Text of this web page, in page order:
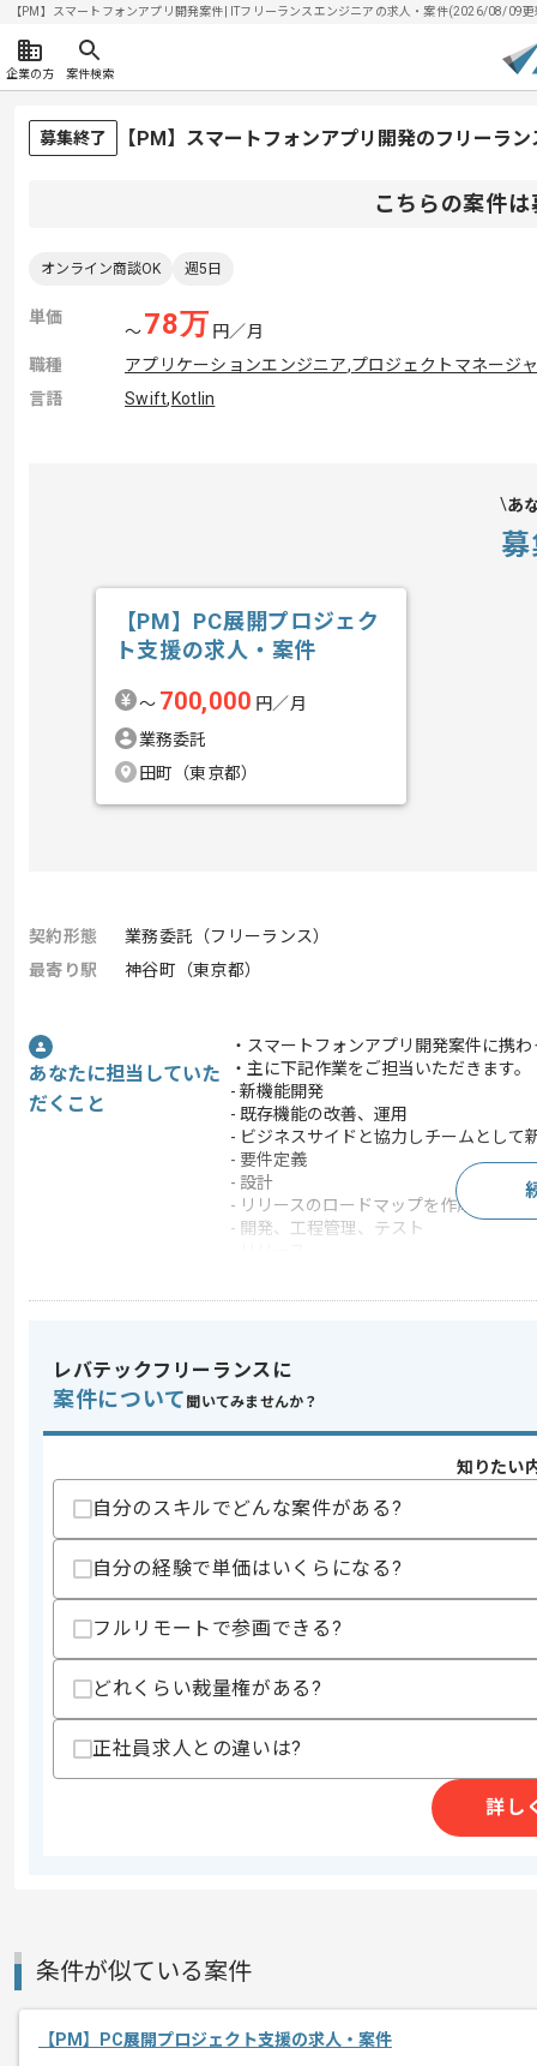
【PM】スマートフォンアプリ開発案件| ITフリーランスエンジニアの求人・案件(2026/08/09
企業の方 案件検索
募集終了 【PM】スマートフォンアプリ開発のフリーラ
こちらの案件
オンライン商談OK 週5日
単価
〜78万 円／月
職種
アプリケーションエンジニア,プロジェクトマネージ
言語
Swift, Kotlin
あ
【PM】PC展開プロジェク
ト支援の求人・案件
〜 700,000 円／月
業務委託
田町（東京都）
契約形態
業務委託（フリーランス）
最寄り駅
神谷町（東京都）
あなたに担当していた
だくこと
・スマートフォンアプリ開発案件に携
・主に下記作業をご担当いただきます。
- 新機能開発
- 既存機能の改善、運用
- ビジネスサイドと協力しチームとして
- 要件定義
- 設計
- リリースのロードマップを作成しスケ
- 開発、工程管理、テスト
この案件で扱う技術
この案件のポイント
業務内容
スマートフォンアプリ
特徴 20代活躍中 , 30代活躍
スキル
求めるスキル
・iOSまたはAndroidを用いたネイティ
・アジャイル開発経験
精算・お支払い
レバテックフリーランスに
案件について 聞いてみませんか？
知りたい
自分のスキルでどんな案件がある?
自分の経験で単価はいくらになる?
フルリモートで参画できる?
どれくらい裁量権がある?
正社員求人との違いは?
詳し
条件が似ている案件
【PM】PC展開プロジェクト支援の求人・案件